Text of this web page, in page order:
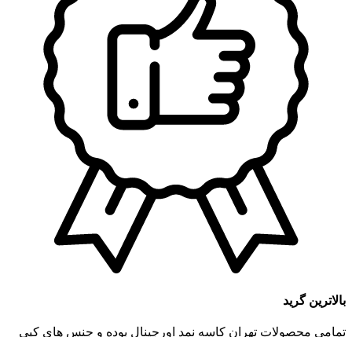
بالاترین گرید
تمامی محصولات تهران کاسه نمد اورجینال بوده و جنس های کپی